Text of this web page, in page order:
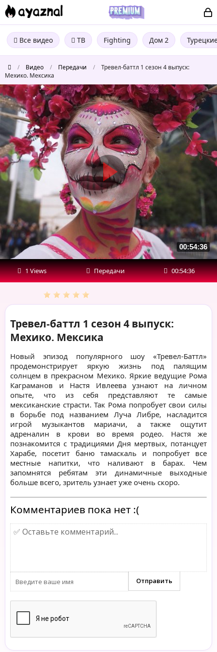
Все видео ТВ Fighting Дом 2
/ Видео / Передачи /
Тревел-баттл 1 сезон 4 выпуск:
Мехико. Мексика
Тревел-
баттл
1
сезон
4
выпуск:
Мехико.
Мексика
00:54:36
1 Views Передачи 00:54:36
Тревел-баттл 1 сезон 4 выпуск:
Мехико. Мексика
Новый эпизод популярного шоу «Тревел-Баттл»
продемонстрирует яркую жизнь под палящим
солнцем в прекрасном Мехико. Яркие ведущие Рома
Каграманов и Настя Ивлеева узнают на личном
опыте, что из себя представляют те самые
мексиканские страсти. Так Рома попробует свои силы
в борьбе под названием Луча Либре, насладится
игрой музыкантов мариачи, а также ощутит
адреналин в крови во время родео. Настя же
познакомится с традициями Дня мертвых, потанцует
Харабе, посетит баню тамаскаль и попробует все
местные напитки, что наливают в барах. Чем
запомнятся ребятам эти динамичные выходные
больше всего, зритель узнает уже очень скоро.
Комментариев пока нет :(